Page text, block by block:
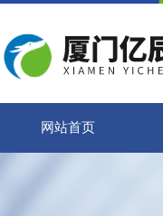
网站首页